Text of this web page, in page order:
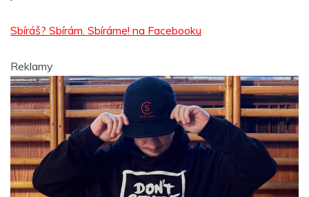
Sbíráš? Sbírám. Sbíráme! na Facebooku
Reklamy